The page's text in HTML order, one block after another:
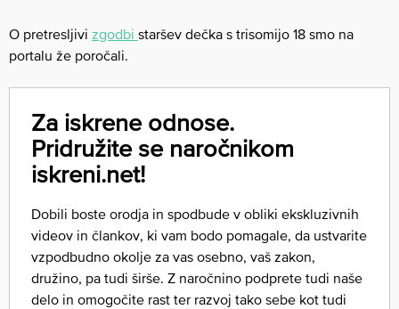
O pretresljivi zgodbi staršev dečka s trisomijo 18 smo na
portalu že poročali.
Za iskrene odnose.
Pridružite se naročnikom
iskreni.net!
Dobili boste orodja in spodbude v obliki ekskluzivnih
videov in člankov, ki vam bodo pomagale, da ustvarite
vzpodbudno okolje za vas osebno, vaš zakon,
družino, pa tudi širše. Z naročnino podprete tudi naše
delo in omogočite rast ter razvoj tako sebe kot tudi